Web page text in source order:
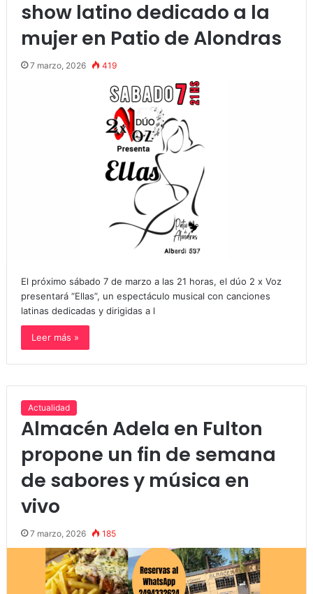
show latino dedicado a la
mujer en Patio de Alondras
7 marzo, 2026 419
El próximo sábado 7 de marzo a las 21 horas, el dúo 2 x Voz
presentará “Ellas”, un espectáculo musical con canciones
latinas dedicadas y dirigidas a l
Leer más »
Actualidad
Almacén Adela en Fulton
propone un fin de semana
de sabores y música en
vivo
7 marzo, 2026 185